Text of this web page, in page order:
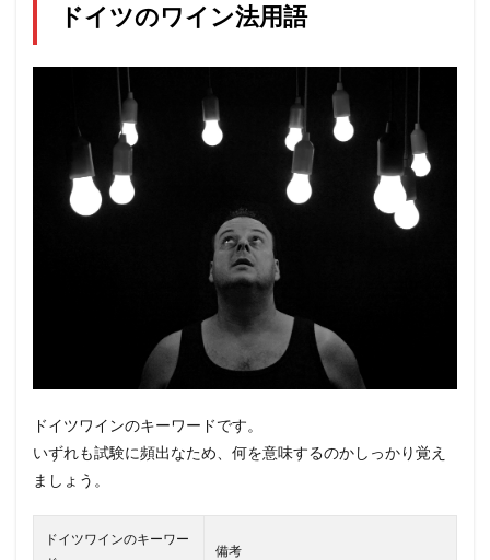
ドイツのワイン法用語
ドイツワインのキーワードです。
いずれも試験に頻出なため、何を意味するのかしっかり覚え
ましょう。
ドイツワインのキーワー
備考